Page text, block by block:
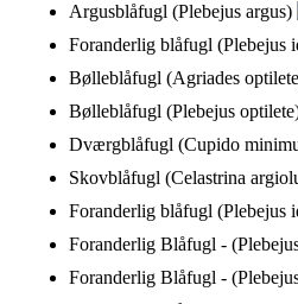
Argusblåfugl (Plebejus argus)
Foranderlig blåfugl (Plebejus
Bølleblåfugl (Agriades
Bølleblåfugl (Plebejus
Dværgblåfugl (Cupido
Skovblåfugl (Celastrina
Foranderlig blåfugl (Plebejus
Foranderlig Blåfugl -
Foranderlig Blåfugl -